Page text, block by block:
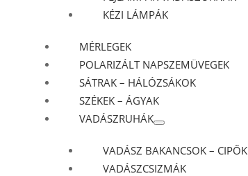
KÉZI LÁMPÁK
MÉRLEGEK
POLARIZÁLT NAPSZEMÜVEGEK
SÁTRAK – HÁLÓZSÁKOK
SZÉKEK – ÁGYAK
VADÁSZRUHÁK
VADÁSZ BAKANCSOK – CIPŐK
VADÁSZCSIZMÁK